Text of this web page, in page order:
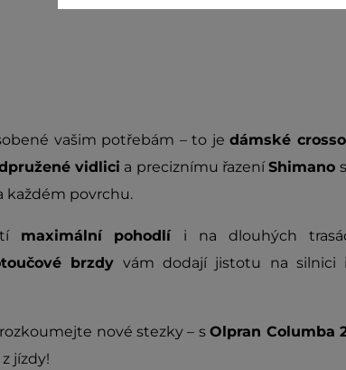
vašim potřebám – to jedámské
vidlici a preciznímu řazeníShimano
každém povrchu.
maximální pohodlí i na dlouhých
brzdyvám dodají jistotu na silnici
nové stezky – sOlpran Columba
jízdy!